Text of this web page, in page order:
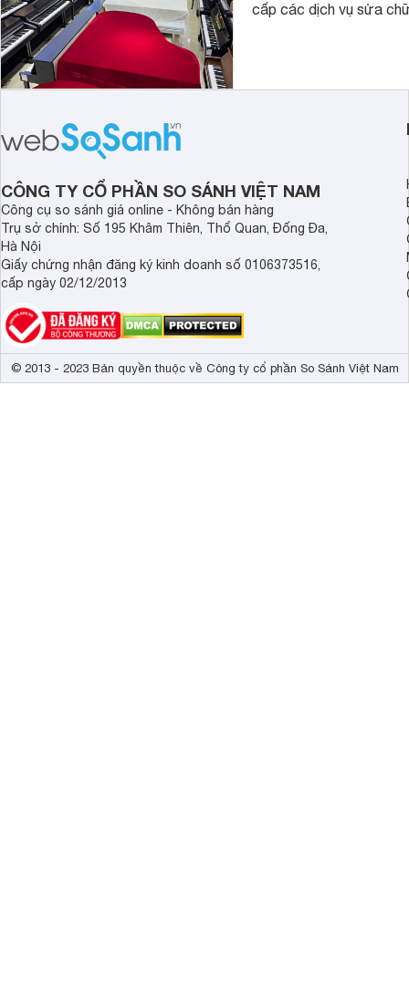
cấp các dịch vụ sửa
CÔNG TY CỔ PHẦN SO SÁNH VIỆT NAM
Công cụ so sánh giá online - Không bán hàng
Trụ sở chính: Số 195 Khâm Thiên, Thổ Quan, Đống Đa,
Hà Nội
Giấy chứng nhận đăng ký kinh doanh số 0106373516,
cấp ngày 02/12/2013
© 2013 - 2023 Bản quyền thuộc về Công ty cổ phần So Sánh Việt Nam